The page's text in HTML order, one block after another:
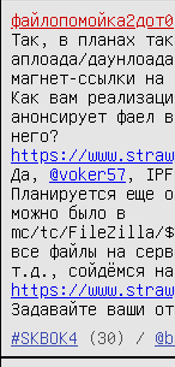
файлопомойка2дот0
Так, в планах
аплоада/
магнет-ссылки на
Как вам
анонсирует
https://
Да, @voker57 ,
Планируется еще
можно было в
mc/tc/FileZilla/
все файлы на
https://
Задавайте ваши
#SKBOK4
(30) /